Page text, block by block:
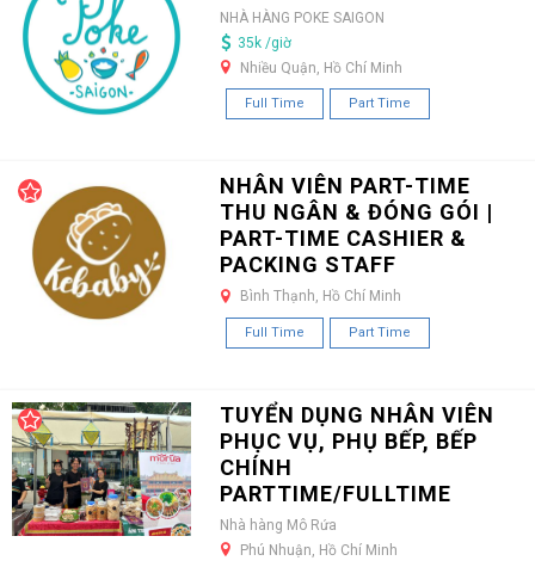
NHÀ HÀNG POKE SAIGON
35k /giờ
Nhiều Quận, Hồ Chí Minh
Full Time Part Time
NHÂN VIÊN PART-TIME
THU NGÂN & ĐÓNG GÓI |
PART-TIME CASHIER &
PACKING STAFF
Bình Thạnh, Hồ Chí Minh
Full Time Part Time
TUYỂN DỤNG NHÂN VIÊN
PHỤC VỤ, PHỤ BẾP, BẾP
CHÍNH
PARTTIME/FULLTIME
Nhà hàng Mô Rứa
Phú Nhuận, Hồ Chí Minh